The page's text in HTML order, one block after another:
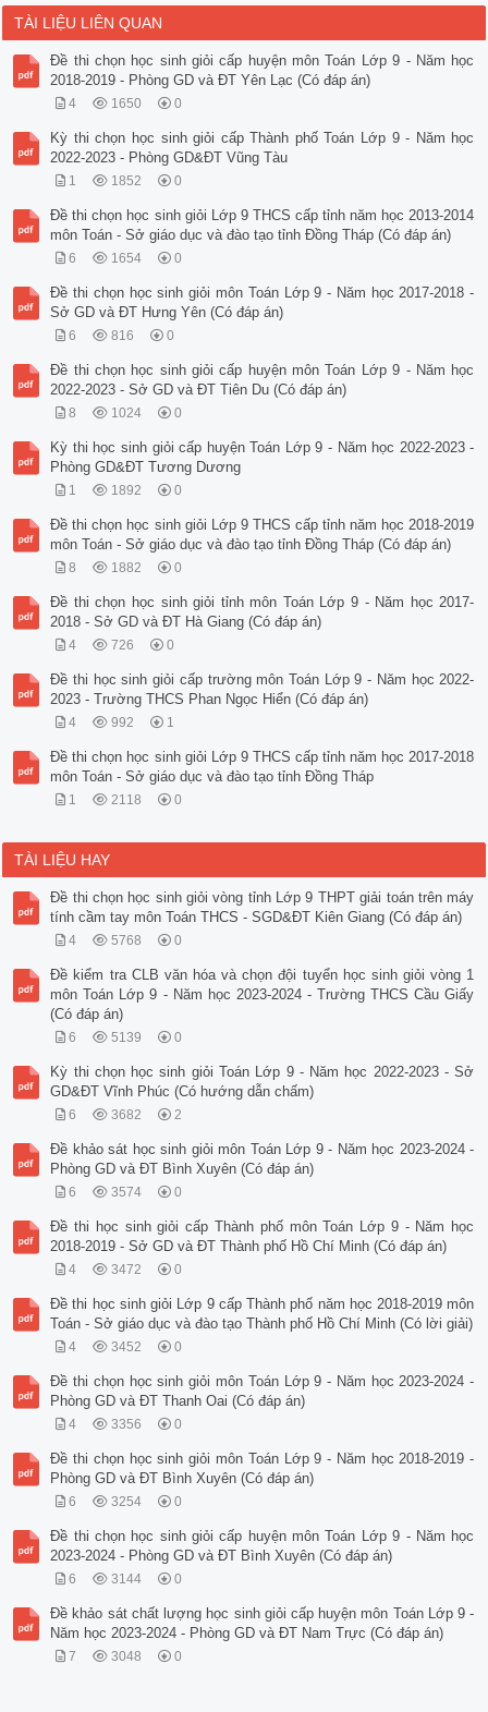
TÀI LIỆU LIÊN QUAN
Đề thi chọn học sinh giỏi cấp huyện môn Toán Lớp 9 - Năm học
2018-2019 - Phòng GD và ĐT Yên Lạc (Có đáp án)
4 1650 0
Kỳ thi chọn học sinh giỏi cấp Thành phố Toán Lớp 9 - Năm học
2022-2023 - Phòng GD&ĐT Vũng Tàu
1 1852 0
Đề thi chọn học sinh giỏi Lớp 9 THCS cấp tỉnh năm học 2013-2014
môn Toán - Sở giáo dục và đào tạo tỉnh Đồng Tháp (Có đáp án)
6 1654 0
Đề thi chọn học sinh giỏi môn Toán Lớp 9 - Năm học 2017-2018 -
Sở GD và ĐT Hưng Yên (Có đáp án)
6 816 0
Đề thi chọn học sinh giỏi cấp huyện môn Toán Lớp 9 - Năm học
2022-2023 - Sở GD và ĐT Tiên Du (Có đáp án)
8 1024 0
Kỳ thi học sinh giỏi cấp huyện Toán Lớp 9 - Năm học 2022-2023 -
Phòng GD&ĐT Tương Dương
1 1892 0
Đề thi chọn học sinh giỏi Lớp 9 THCS cấp tỉnh năm học 2018-2019
môn Toán - Sở giáo dục và đào tạo tỉnh Đồng Tháp (Có đáp án)
8 1882 0
Đề thi chọn học sinh giỏi tỉnh môn Toán Lớp 9 - Năm học 2017-
2018 - Sở GD và ĐT Hà Giang (Có đáp án)
4 726 0
Đề thi học sinh giỏi cấp trường môn Toán Lớp 9 - Năm học 2022-
2023 - Trường THCS Phan Ngọc Hiển (Có đáp án)
4 992 1
Đề thi chọn học sinh giỏi Lớp 9 THCS cấp tỉnh năm học 2017-2018
môn Toán - Sở giáo dục và đào tạo tỉnh Đồng Tháp
1 2118 0
TÀI LIỆU HAY
Đề thi chọn học sinh giỏi vòng tỉnh Lớp 9 THPT giải toán trên máy
tính cầm tay môn Toán THCS - SGD&ĐT Kiên Giang (Có đáp án)
4 5768 0
Đề kiểm tra CLB văn hóa và chọn đội tuyển học sinh giỏi vòng 1
môn Toán Lớp 9 - Năm học 2023-2024 - Trường THCS Cầu Giấy
(Có đáp án)
6 5139 0
Kỳ thi chọn học sinh giỏi Toán Lớp 9 - Năm học 2022-2023 - Sở
GD&ĐT Vĩnh Phúc (Có hướng dẫn chấm)
6 3682 2
Đề khảo sát học sinh giỏi môn Toán Lớp 9 - Năm học 2023-2024 -
Phòng GD và ĐT Bình Xuyên (Có đáp án)
6 3574 0
Đề thi học sinh giỏi cấp Thành phố môn Toán Lớp 9 - Năm học
2018-2019 - Sở GD và ĐT Thành phố Hồ Chí Minh (Có đáp án)
4 3472 0
Đề thi học sinh giỏi Lớp 9 cấp Thành phố năm học 2018-2019 môn
Toán - Sở giáo dục và đào tạo Thành phố Hồ Chí Minh (Có lời giải)
4 3452 0
Đề thi chọn học sinh giỏi môn Toán Lớp 9 - Năm học 2023-2024 -
Phòng GD và ĐT Thanh Oai (Có đáp án)
4 3356 0
Đề thi chọn học sinh giỏi môn Toán Lớp 9 - Năm học 2018-2019 -
Phòng GD và ĐT Bình Xuyên (Có đáp án)
6 3254 0
Đề thi chọn học sinh giỏi cấp huyện môn Toán Lớp 9 - Năm học
2023-2024 - Phòng GD và ĐT Bình Xuyên (Có đáp án)
6 3144 0
Đề khảo sát chất lượng học sinh giỏi cấp huyện môn Toán Lớp 9 -
Năm học 2023-2024 - Phòng GD và ĐT Nam Trực (Có đáp án)
7 3048 0